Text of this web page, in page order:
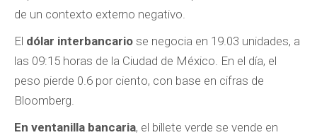
de un contexto externo negativo.
El dólar interbancario se negocia en 19.03 unidades, a
las 09:15 horas de la Ciudad de México. En el día, el
peso pierde 0.6 por ciento, con base en cifras de
Bloomberg.
En ventanilla bancaria, el billete verde se vende en